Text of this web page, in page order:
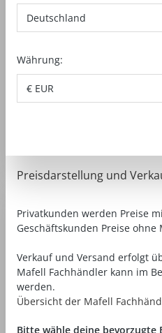
ZAPFENFRÄSE
Laserpositionierung
Spezial-Fräswerkzeug
ab26.675,00 €*
Währung:
Preisdarstellung und
Privatkunden werden Preise
Geschäftskunden Preise ohne
Verkauf und Versand erfolgt
Mafell Fachhändler kann im
werden.
Übersicht der Mafell
Bitte wähle deine bevorzugte